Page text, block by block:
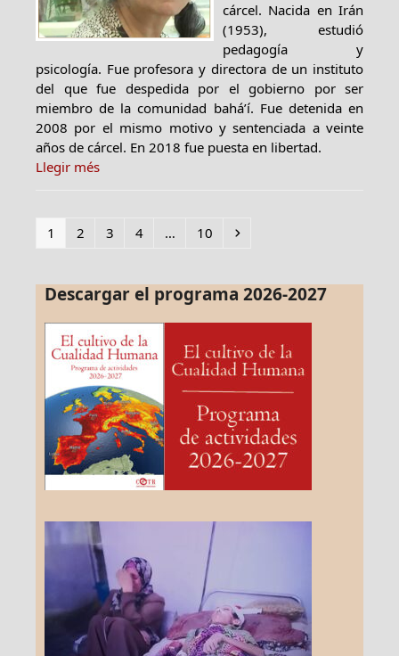
cárcel. Nacida en Irán
(1953), estudió
pedagogía y
psicología. Fue profesora y directora de un instituto
del que fue despedida por el gobierno por ser
miembro de la comunidad bahá’í. Fue detenida en
2008 por el mismo motivo y sentenciada a veinte
años de cárcel. En 2018 fue puesta en libertad.
Llegir més
Page
1 Page
2 Page
3 Page
4 … Page
10 Siguiente
Descargar el programa 2026-2027